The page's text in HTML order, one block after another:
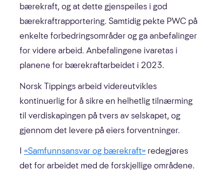
bærekraft, og at dette gjenspeiles i god
bærekraftrapportering. Samtidig pekte PWC på
enkelte forbedringsområder og ga anbefalinger
for videre arbeid. Anbefalingene ivaretas i
planene for bærekraftarbeidet i 2023.
Norsk Tippings arbeid videreutvikles
kontinuerlig for å sikre en helhetlig tilnærming
til verdiskapingen på tvers av selskapet, og
gjennom det levere på eiers forventninger.
I «Samfunnsansvar og bærekraft» redegjøres
det for arbeidet med de forskjellige områdene.